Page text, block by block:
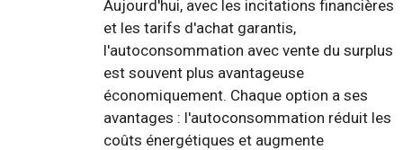
Aujourd'hui, avec les incitations financières
et les tarifs d'achat garantis,
l'autoconsommation avec vente du surplus
est souvent plus avantageuse
économiquement. Chaque option a ses
avantages : l'autoconsommation réduit les
coûts énergétiques et augmente